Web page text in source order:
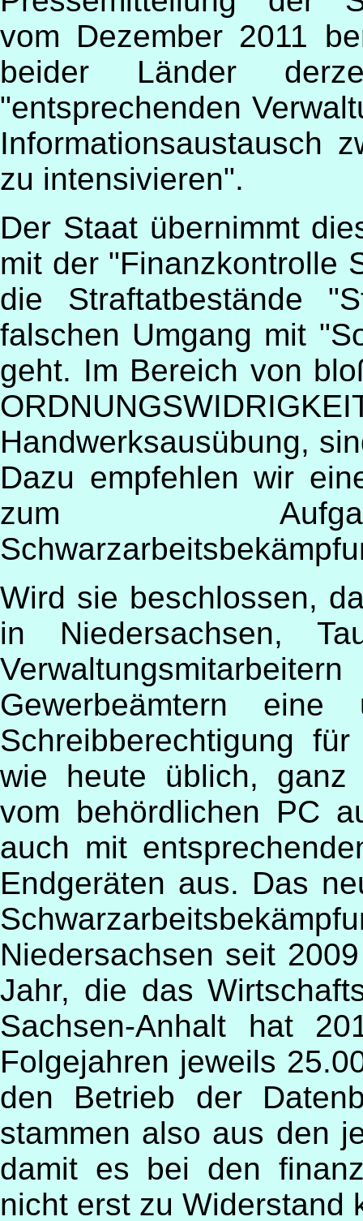
vom Dezember 2011
beider Länder
"entsprechenden
Informationsaustausch
zu intensivieren".
Der Staat übernimmt
mit der "Finanzkontrolle
die Straftatbestände
falschen Umgang mit
geht. Im Bereich von
Handwerksausübung,
Dazu empfehlen wir
zum
Wird sie beschlossen,
in Niedersachsen,
Gewerbeämtern eine
Schreibberechtigung
wie heute üblich, ganz
vom behördlichen PC
auch mit
Endgeräten aus. Das
Niedersachsen seit
Jahr, die das
Sachsen-Anhalt hat
Folgejahren jeweils
den Betrieb der
stammen also aus den
damit es bei den
nicht erst zu Widerstand